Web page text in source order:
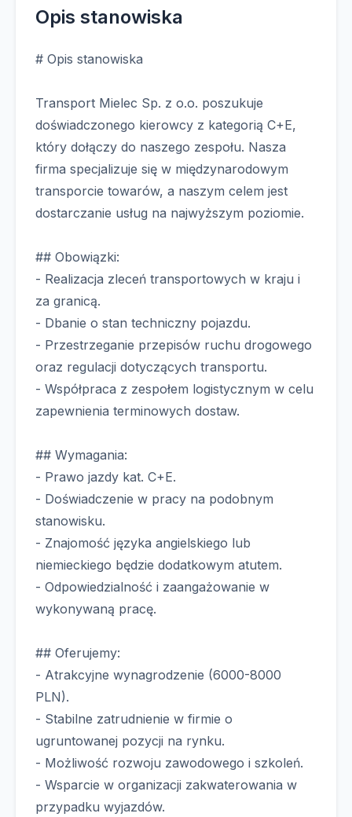
Opis stanowiska
# Opis stanowiska
Transport Mielec Sp. z o.o. poszukuje
doświadczonego kierowcy z kategorią C+E,
który dołączy do naszego zespołu. Nasza
firma specjalizuje się w międzynarodowym
transporcie towarów, a naszym celem jest
dostarczanie usług na najwyższym poziomie.
## Obowiązki:
- Realizacja zleceń transportowych w kraju i
za granicą.
- Dbanie o stan techniczny pojazdu.
- Przestrzeganie przepisów ruchu drogowego
oraz regulacji dotyczących transportu.
- Współpraca z zespołem logistycznym w celu
zapewnienia terminowych dostaw.
## Wymagania:
- Prawo jazdy kat. C+E.
- Doświadczenie w pracy na podobnym
stanowisku.
- Znajomość języka angielskiego lub
niemieckiego będzie dodatkowym atutem.
- Odpowiedzialność i zaangażowanie w
wykonywaną pracę.
## Oferujemy:
- Atrakcyjne wynagrodzenie (6000-8000
PLN).
- Stabilne zatrudnienie w firmie o
ugruntowanej pozycji na rynku.
- Możliwość rozwoju zawodowego i szkoleń.
- Wsparcie w organizacji zakwaterowania w
przypadku wyjazdów.